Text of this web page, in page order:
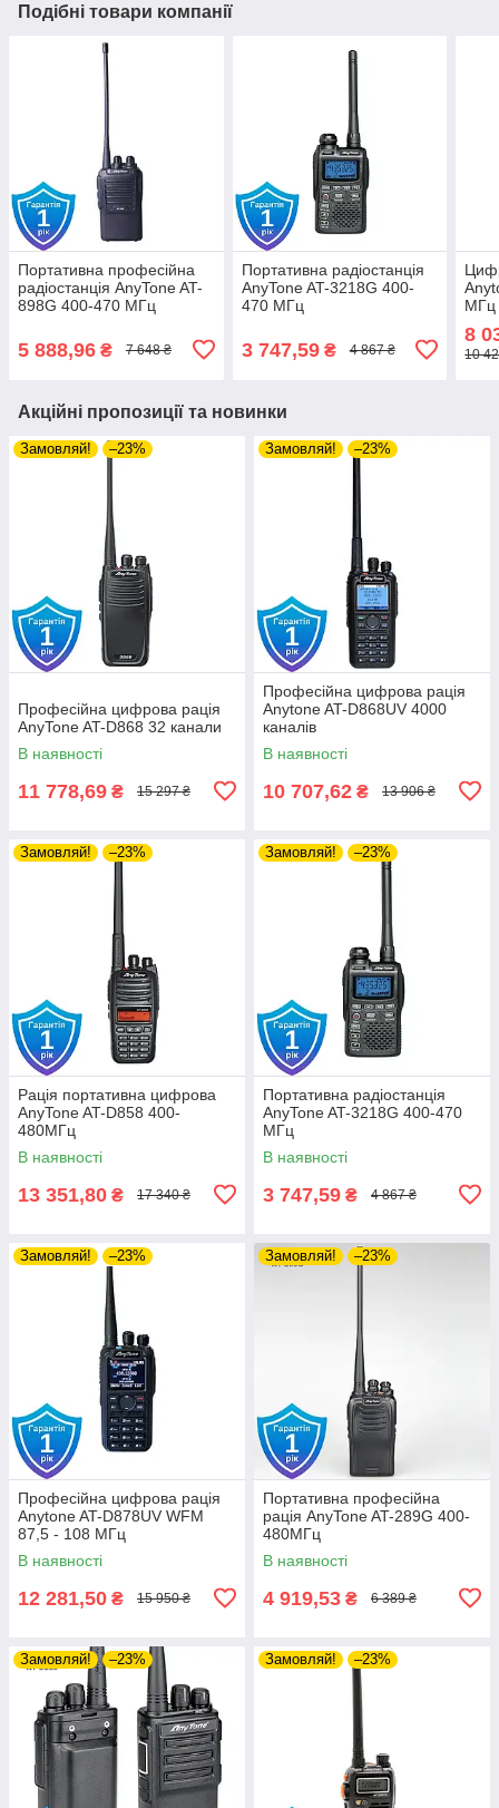
Подібні товари компанії
Портативна професійна
радіостанція AnyTone AT-
898G 400-470 МГц
5 888,96 ₴ 7 648 ₴
Портативна радіостанція
AnyTone AT-3218G 400-
470 МГц
3 747,59₴ 4 867 ₴
МГц
8
10
Акційні пропозиції та новинки
Замовляй! –23%
Професійна цифрова рація
AnyTone AT-D868 32 канали
В наявності
11 778,69 ₴ 15 297 ₴
Замовляй! –23%
Професійна цифрова рація
Anytone AT-D868UV 4000
каналів
В наявності
10 707,62 ₴ 13 906 ₴
Замовляй! –23%
Рація портативна цифрова
AnyTone AT-D858 400-
480МГц
В наявності
13 351,80 ₴ 17 340 ₴
Замовляй! –23%
Портативна радіостанція
AnyTone AT-3218G 400-470
МГц
В наявності
3 747,59 ₴ 4 867 ₴
Замовляй! –23%
Професійна цифрова рація
Anytone AT-D878UV WFM
87,5 - 108 МГц
В наявності
12 281,50 ₴ 15 950 ₴
Замовляй! –23%
Портативна професійна
рація AnyTone AT-289G 400-
480МГц
В наявності
4 919,53 ₴ 6 389 ₴
Замовляй! –23% Замовляй! –23%